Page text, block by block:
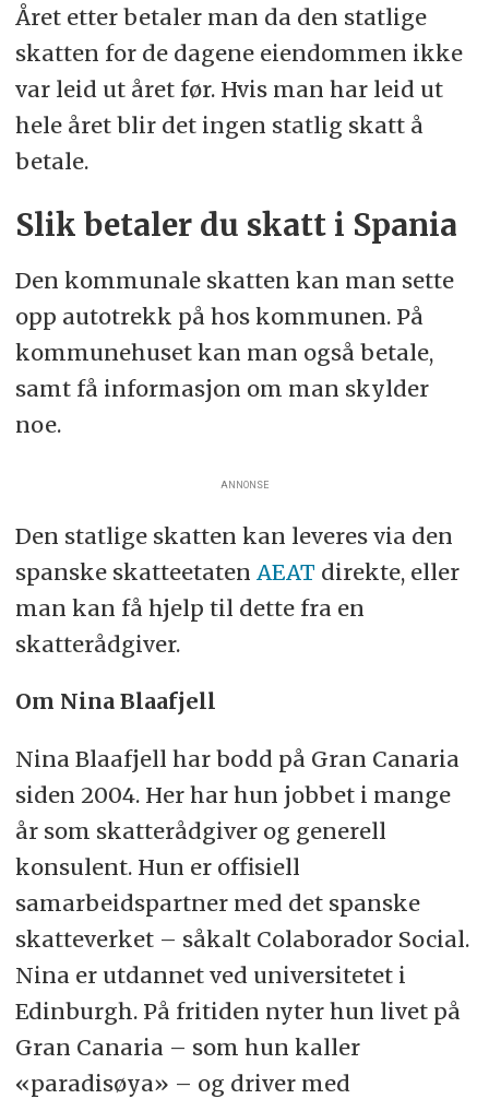
Året etter betaler man da den statlige
skatten for de dagene eiendommen ikke
var leid ut året før. Hvis man har leid ut
hele året blir det ingen statlig skatt å
betale.
Slik betaler du skatt i Spania
Den kommunale skatten kan man sette
opp autotrekk på hos kommunen. På
kommunehuset kan man også betale,
samt få informasjon om man skylder
noe.
ANNONSE
Den statlige skatten kan leveres via den
spanske skatteetaten AEAT direkte, eller
man kan få hjelp til dette fra en
skatterådgiver.
Om Nina Blaafjell
Nina Blaafjell har bodd på Gran Canaria
siden 2004. Her har hun jobbet i mange
år som skatterådgiver og generell
konsulent. Hun er offisiell
samarbeidspartner med det spanske
skatteverket – såkalt Colaborador Social.
Nina er utdannet ved universitetet i
Edinburgh. På fritiden nyter hun livet på
Gran Canaria – som hun kaller
«paradisøya» – og driver med